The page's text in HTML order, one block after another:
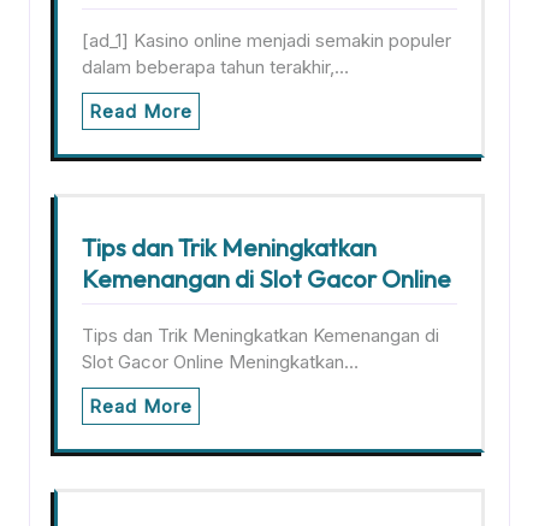
[ad_1] Kasino online menjadi semakin populer
dalam beberapa tahun terakhir,…
Read More
Tips dan Trik Meningkatkan
Kemenangan di Slot Gacor Online
Tips dan Trik Meningkatkan Kemenangan di
Slot Gacor Online Meningkatkan…
Read More